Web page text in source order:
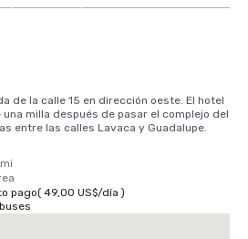
de la calle 15 en dirección oeste. El hotel
milla después de pasar el complejo del
entre las calles Lavaca y Guadalupe.
pago( 49,00 US$/día )